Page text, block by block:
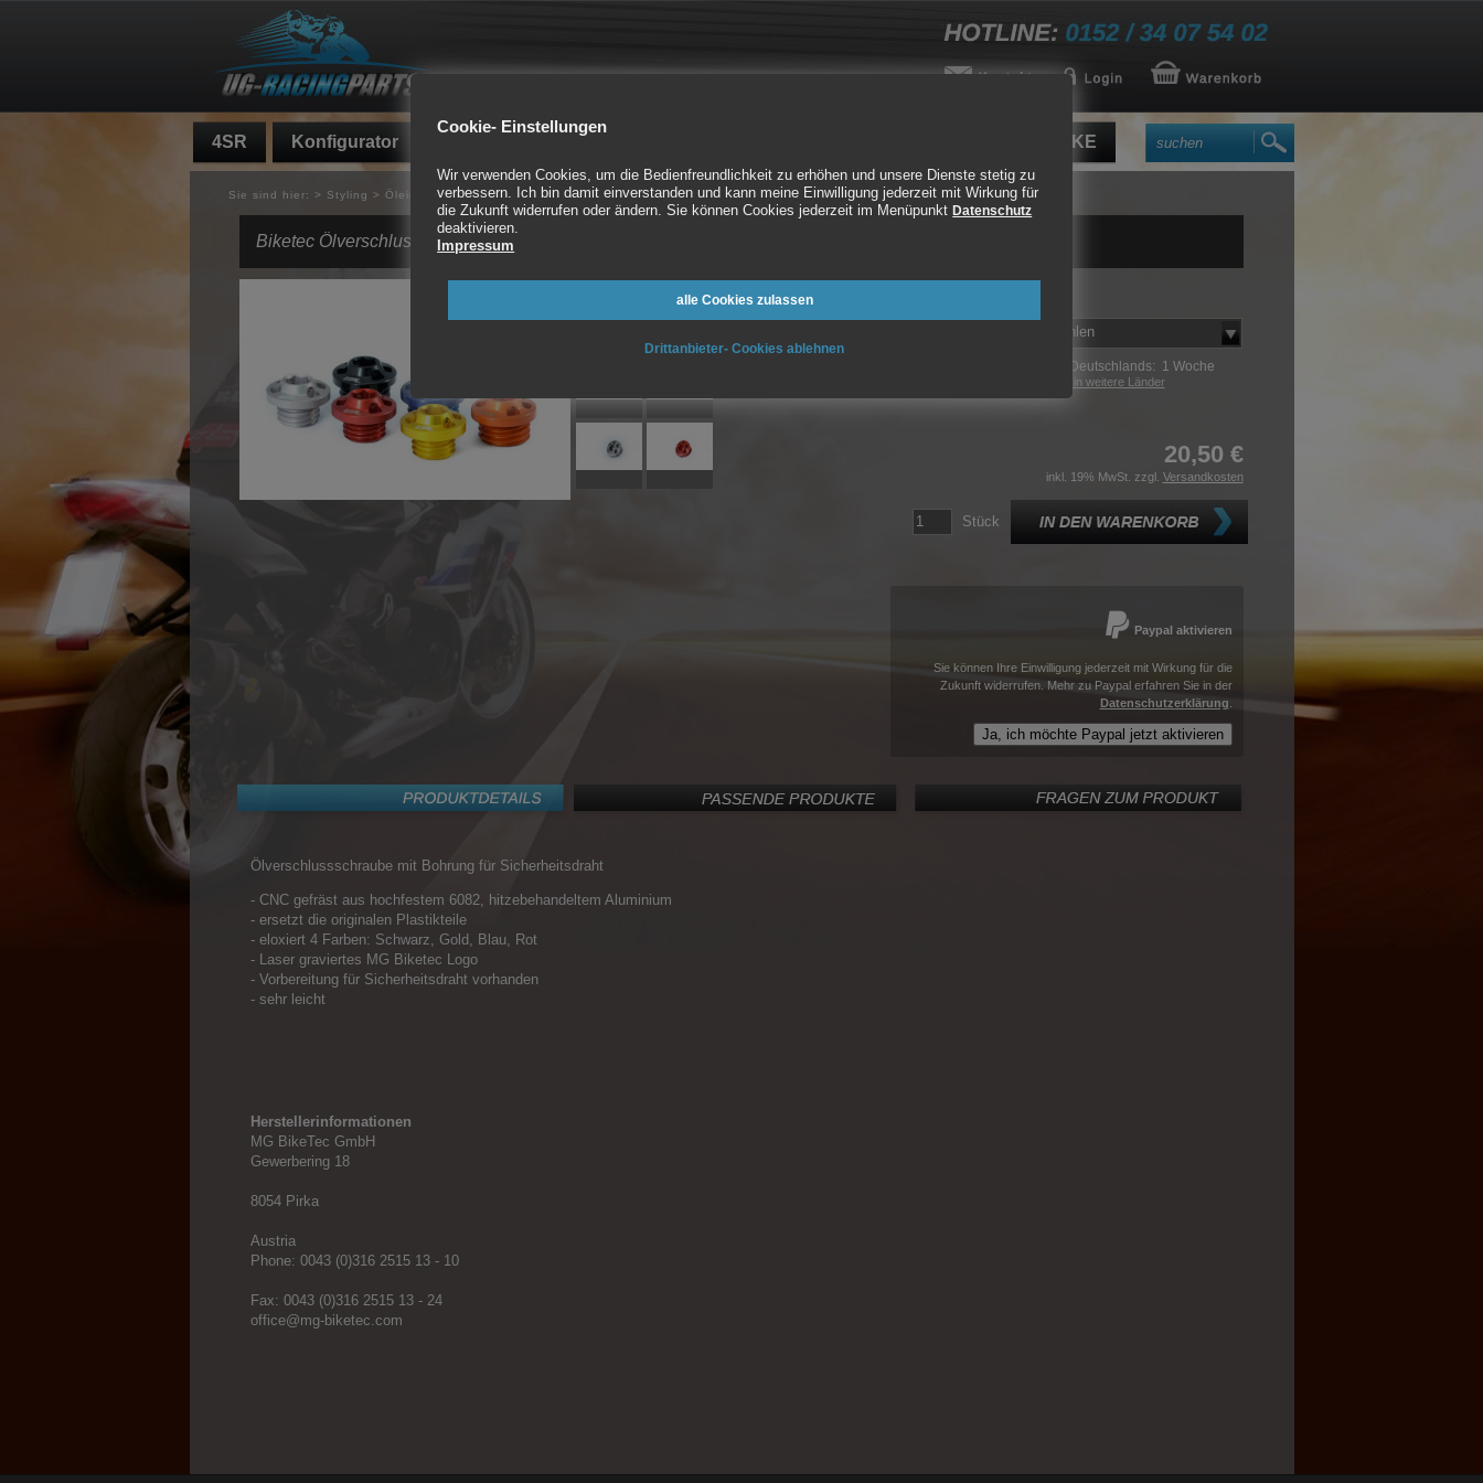
alle Cookies zulassen
Drittanbieter- Cookies ablehnen
Cookie- Einstellungen
Wir verwenden Cookies, um die Bedienfreundlichkeit zu erhöhen und unsere Dienste stetig zu
verbessern. Ich bin damit einverstanden und kann meine Einwilligung jederzeit mit Wirkung für
die Zukunft widerrufen oder ändern. Sie können Cookies jederzeit im MenüpunktDatenschutz
deaktivieren.
Impressum
4SR Konfigurator Auspuff DUCABIKE
Sie sind hier: > Styling > Öleinfüllschrauben> Biketec Ölverschlussschraube für Honda
Biketec Ölverschlussschraube für Honda
Modell wählen
innerhalb Deutschlands: 1 Woche
Lieferzeiten in weitere Länder
20,50 €
inkl. 19% MwSt. zzgl. Versandkosten
Stück
Paypal aktivieren
Sie können Ihre Einwilligung jederzeit mit Wirkung für die
Zukunft widerrufen. Mehr zu Paypal erfahren Sie in der
Datenschutzerklärung
Ja, ich möchte Paypal jetzt aktivieren
Ölverschlussschraube mit Bohrung für Sicherheitsdraht
- CNC gefräst aus hochfestem 6082, hitzebehandeltem Aluminium
- ersetzt die originalen Plastikteile
- eloxiert 4 Farben: Schwarz, Gold, Blau, Rot
- Laser graviertes MG Biketec Logo
- Vorbereitung für Sicherheitsdraht vorhanden
- sehr leicht
Herstellerinformationen
MG BikeTec GmbH
Gewerbering 18
8054 Pirka
Austria
Phone: 0043 (0)316 2515 13 - 10
Fax: 0043 (0)316 2515 13 - 24
office@mg-biketec.com